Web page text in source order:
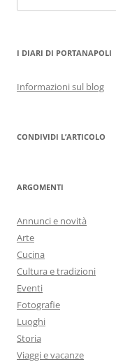
per:
I DIARI DI PORTANAPOLI
Informazioni sul blog
CONDIVIDI L’ARTICOLO
ARGOMENTI
Annunci e novità
Arte
Cucina
Cultura e tradizioni
Eventi
Fotografie
Luoghi
Storia
Viaggi e vacanze